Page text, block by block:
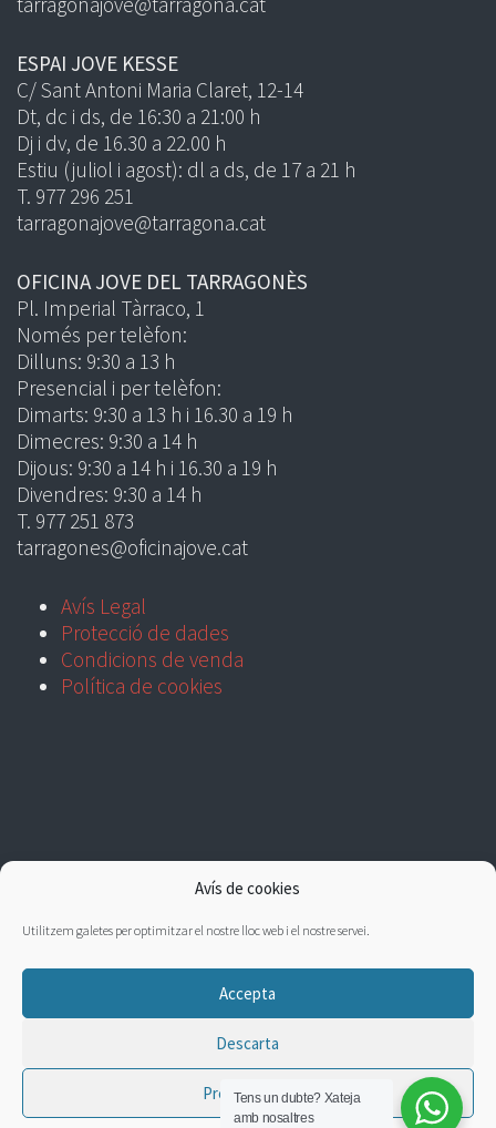
Avís de cookies
Utilitzem galetes per optimitzar el nostre lloc web i el nostre servei.
Accepta
Descarta
Preferències
ESPAI JOVE KESSE
C/ Sant Antoni Maria Claret, 12-14
Dt, dc i ds, de 16:30 a 21:00 h
Dj i dv, de 16.30 a 22.00 h
Estiu (juliol i agost): dl a ds, de 17 a 21 h
T. 977 296 251
tarragonajove@tarragona.cat
OFICINA JOVE DEL TARRAGONÈS
Pl. Imperial Tàrraco, 1
Només per telèfon:
Dilluns: 9:30 a 13 h
Presencial i per telèfon:
Dimarts: 9:30 a 13 h i 16.30 a 19 h
Dimecres: 9:30 a 14 h
Dijous: 9:30 a 14 h i 16.30 a 19 h
Divendres: 9:30 a 14 h
T. 977 251 873
tarragones@oficinajove.cat
Avís Legal
Protecció de dades
Condicions de venda
Política de cookies
Tens un dubte? Xateja
amb nosaltres